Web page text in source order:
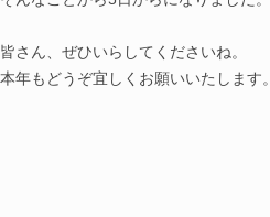
皆さん、ぜひいらしてくださいね。
本年もどうぞ宜しくお願いいたします。